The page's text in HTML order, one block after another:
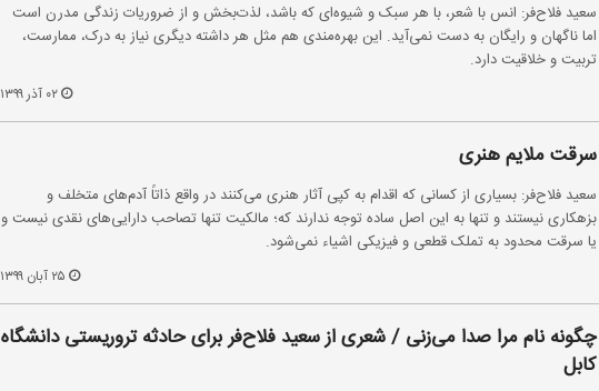
سعید فلاح‌فر: انس با شعر، با هر سبک و شیوه‌ای که باشد، لذت‌بخش و از ضروریات زندگی مدرن است
اما ناگهان و رایگان به دست نمی‌آید. این بهره‌مندی هم مثل هر داشته دیگری نیاز به درک، ممارست،
تربیت و خلاقیت دارد.
۰۲ آذر ۱۳۹۹
سرقت ملایم هنری
سعید فلاح‌فر: بسیاری از کسانی که اقدام به کپی آثار هنری می‌کنند در واقع ذاتاً آدم‌های متخلف و
بزهکاری نیستند و تنها به این اصل ساده توجه ندارند که؛ مالکیت تنها تصاحب دارایی‌های نقدی نیست و
یا سرقت محدود به تملک قطعی و فیزیکی اشیاء نمی‌شود.
چگونه نام مرا صدا می‌زنی / شعری از سعید فلاح‌فر برای حادثه تروریستی دانشگاه
کابل